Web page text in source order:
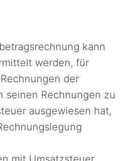
kann
werden, für
der
seinen Rechnungen zu
ausgewiesen hat,